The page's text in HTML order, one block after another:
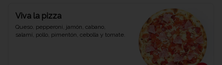
Viva la pizza
Queso, pepperoni, jamón, cabano,
salamí, pollo, pimentón, cebolla y tomate.